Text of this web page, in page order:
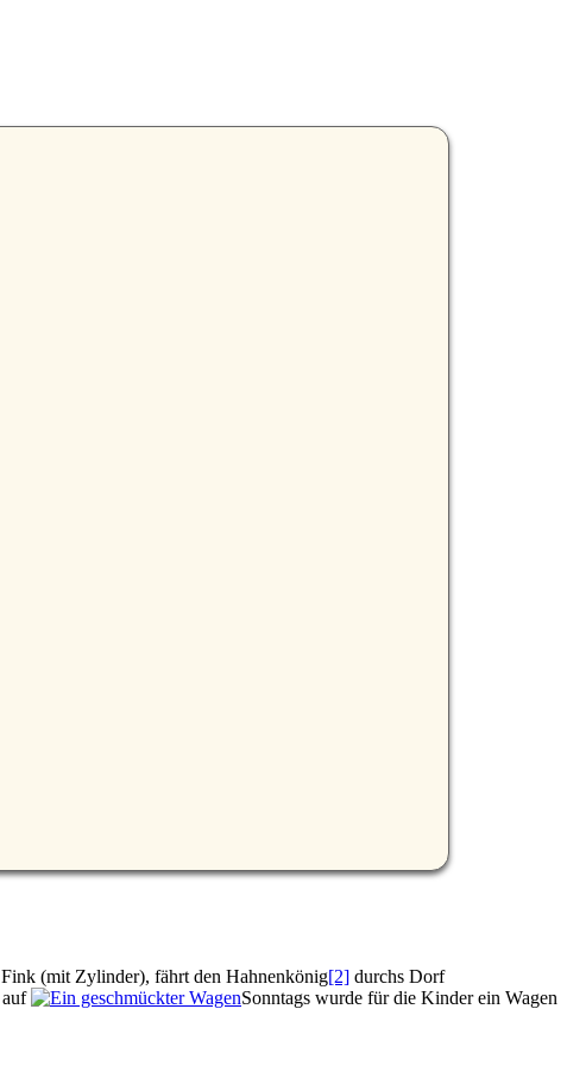
(mit Zylinder), fährt den Hahnenkönig[2] durchs Dorf
Sonntags wurde für die Kinder ein Wagen